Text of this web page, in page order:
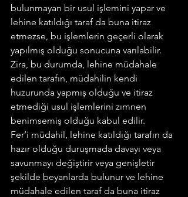
bulunmayan bir usul işlemini yapar ve
lehine katıldığı taraf da buna itiraz
etmezse, bu işlemlerin geçerli olarak
yapılmış olduğu sonucuna varılabilir.
Zira, bu durumda, lehine müdahale
edilen tarafın, müdahilin kendi
huzurunda yapmış olduğu ve itiraz
etmediği usul işlemlerini zımnen
benimsemiş olduğu kabul edilir.
Fer’i müdahil, lehine katıldığı tarafın da
hazır olduğu duruşmada davayı veya
savunmayı değiştirir veya genişletir
şekilde beyanlarda bulunur ve lehine
müdahale edilen taraf da buna itiraz